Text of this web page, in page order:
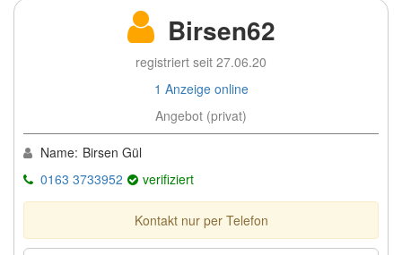
Birsen62
registriert seit 27.06.20
1 Anzeige online
Angebot (privat)
Name: Birsen Gül
0163 3733952
verifiziert
Kontakt nur per Telefon